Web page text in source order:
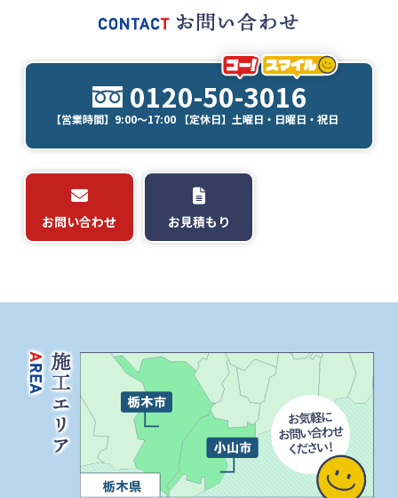
0120-50-3016
【営業時間】9:00～17:00 【定休日】土曜日・日曜日・祝日
お問い合わせ お見積もり